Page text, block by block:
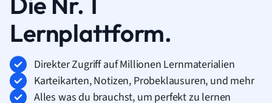
Lernplattform.
Direkter Zugriff auf Millionen Lernmaterialien
Karteikarten, Notizen, Probeklausuren, und mehr
Alles was du brauchst, um perfekt zu lernen